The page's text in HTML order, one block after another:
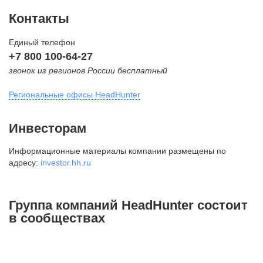
Контакты
Единый телефон
+7 800 100-64-27
звонок из регионов России бесплатный
Региональные офисы HeadHunter
внутригородская территория
Муниципальный округ Тверской,
2-я Брестская ул., д. 48,
+7 495 980-64-27
Инвесторам
Информационные материалы компании размещены по
адресу: investor.hh.ru
Группа компаний HeadHunter состоит
в сообществах